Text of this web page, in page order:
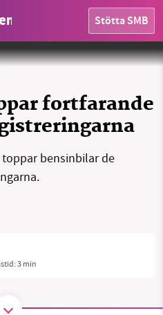
Stötta SMB
fortfarande
bensinbilar de
3 min
Rudy och Peter Skitterians från Pixabay